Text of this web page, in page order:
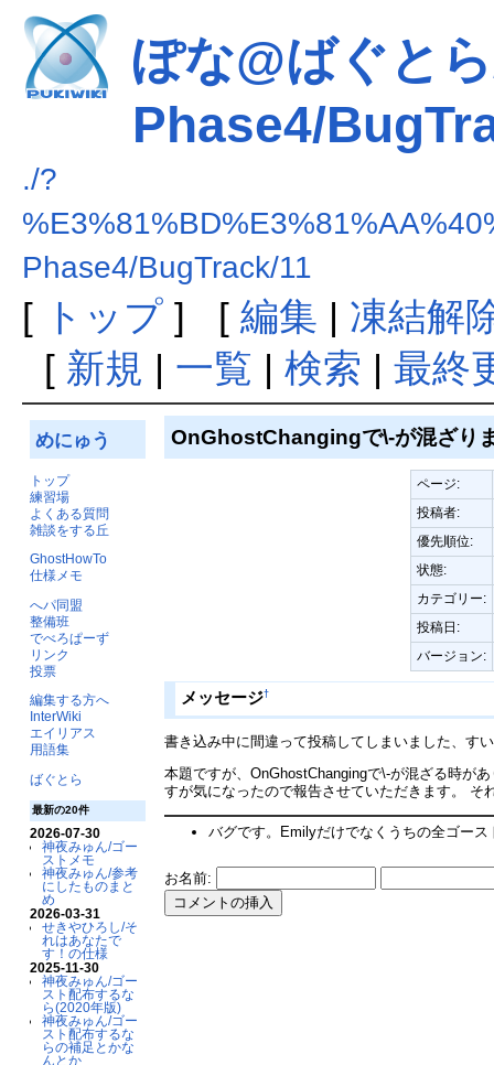
ぽな@ばぐと
Phase4/
./?
Phase4/BugTrack/11
[ トップ] [ 編集 | 凍結解
[ 新規 | 一覧 | 検索 | 最終
めにゅう
トップ
練習場
よくある質問
雑談をする丘
GhostHowTo
仕様メモ
へパ同盟
整備班
でべろぱーず
リンク
投票
編集する方へ
InterWiki
エイリアス
用語集
ばぐとら
最新の20件
2026-07-30
神夜みゅん/ゴー
ストメモ
神夜みゅん/参考
にしたものまと
め
2026-03-31
せきやひろし/そ
れはあなたで
す！の仕様
2025-11-30
神夜みゅん/ゴー
スト配布するな
ら(2020年版)
神夜みゅん/ゴー
スト配布するな
らの補足とかな
んとか
OnGhostChangingで\-が混ざり
ページ:
投稿者:
優先順位:
状態:
カテゴリー:
投稿日:
バージョン:
メッセージ†
書き込み中に間違って投稿してしまいました、す
本題ですが、OnGhostChangingで\-が混ざる時が
すが気になったので報告させていただきます。 そ
バグです。Emilyだけでなくうちの全ゴ
お名前: